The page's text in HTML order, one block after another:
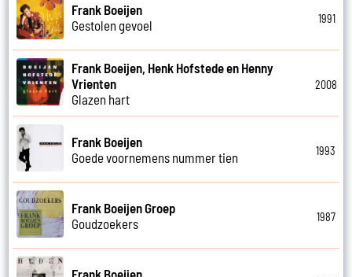
Frank Boeijen
Gestolen gevoel
1991
Frank Boeijen, Henk Hofstede en Henny
Vrienten
Glazen hart
2008
Frank Boeijen
Goede voornemens nummer tien
1993
Frank Boeijen Groep
Goudzoekers
1987
Frank Boeijen